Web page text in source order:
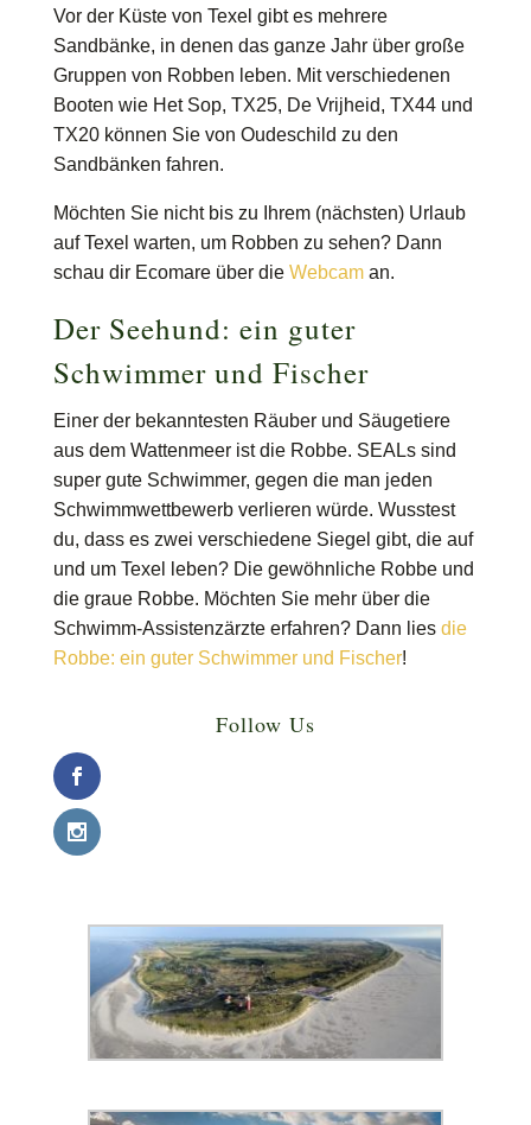
Vor der Küste von Texel gibt es mehrere
Sandbänke, in denen das ganze Jahr über große
Gruppen von Robben leben. Mit verschiedenen
Booten wie Het Sop, TX25, De Vrijheid, TX44 und
TX20 können Sie von Oudeschild zu den
Sandbänken fahren.
Möchten Sie nicht bis zu Ihrem (nächsten) Urlaub
auf Texel warten, um Robben zu sehen? Dann
schau dir Ecomare über die Webcaman.
Der Seehund: ein guter
Schwimmer und Fischer
Einer der bekanntesten Räuber und Säugetiere
aus dem Wattenmeer ist die Robbe. SEALs sind
super gute Schwimmer, gegen die man jeden
Schwimmwettbewerb verlieren würde. Wusstest
du, dass es zwei verschiedene Siegel gibt, die auf
und um Texel leben? Die gewöhnliche Robbe und
die graue Robbe. Möchten Sie mehr über die
Schwimm-Assistenzärzte erfahren? Dann lies die
Robbe: ein guter Schwimmer und Fischer!
Follow Us